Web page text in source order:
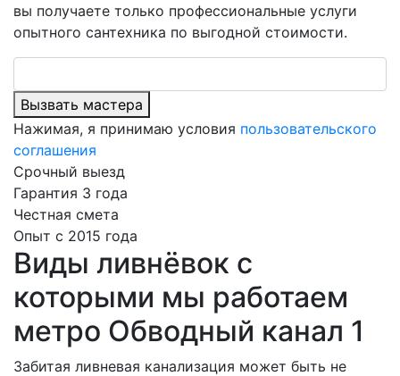
вы получаете только профессиональные услуги
опытного сантехника по выгодной стоимости.
Вызвать мастера
Нажимая, я принимаю условия пользовательского
соглашения
Срочный выезд
Гарантия 3 года
Честная смета
Опыт с 2015 года
Виды ливнёвок с
которыми мы работаем
метро Обводный канал 1
Забитая ливневая канализация может быть не